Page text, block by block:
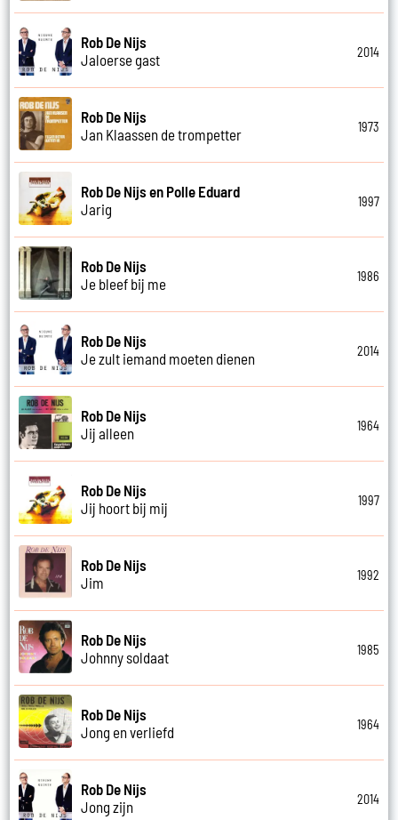
Rob De Nijs
Jaloerse gast
2014
Rob De Nijs
Jan Klaassen de trompetter
1973
Rob De Nijs en Polle Eduard
Jarig
1997
Rob De Nijs
Je bleef bij me
1986
Rob De Nijs
Je zult iemand moeten dienen
2014
Rob De Nijs
Jij alleen
1964
Rob De Nijs
Jij hoort bij mij
1997
Rob De Nijs
Jim
1992
Rob De Nijs
Johnny soldaat
1985
Rob De Nijs
Jong en verliefd
1964
Rob De Nijs
Jong zijn
2014